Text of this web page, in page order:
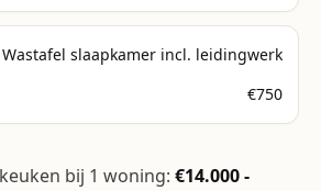
Wastafel slaapkamer incl. leidingwerk
€750
bij 1 woning: €14.000 -